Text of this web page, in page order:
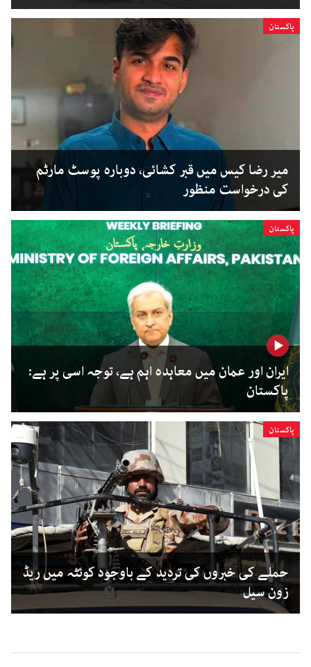
پاکستان
میر رضا کیس میں قبر کشائی، دوبارہ پوسٹ مارٹم
کی درخواست منظور
پاکستان
ایران اور عمان میں معاہدہ اہم ہے، توجہ اسی پر ہے:
پاکستان
پاکستان
حملے کی خبروں کی تردید کے باوجود کوئٹہ میں ریڈ
زون سیل